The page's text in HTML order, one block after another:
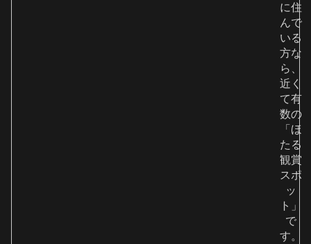
に住
んで
いる
方な
ら、
近く
て有
数の
「ほ
たる
観賞
スポ
ッ
ト」
で
す。